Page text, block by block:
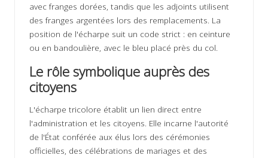
avec franges dorées, tandis que les adjoints utilisent
des franges argentées lors des remplacements. La
position de l'écharpe suit un code strict : en ceinture
ou en bandoulière, avec le bleu placé près du col.
Le rôle symbolique auprès des
citoyens
L'écharpe tricolore établit un lien direct entre
l'administration et les citoyens. Elle incarne l'autorité
de l'État conférée aux élus lors des cérémonies
officielles, des célébrations de mariages et des